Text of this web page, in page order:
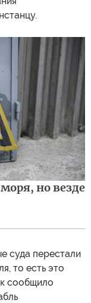
но везде
суда перестали
то есть это
сообщило